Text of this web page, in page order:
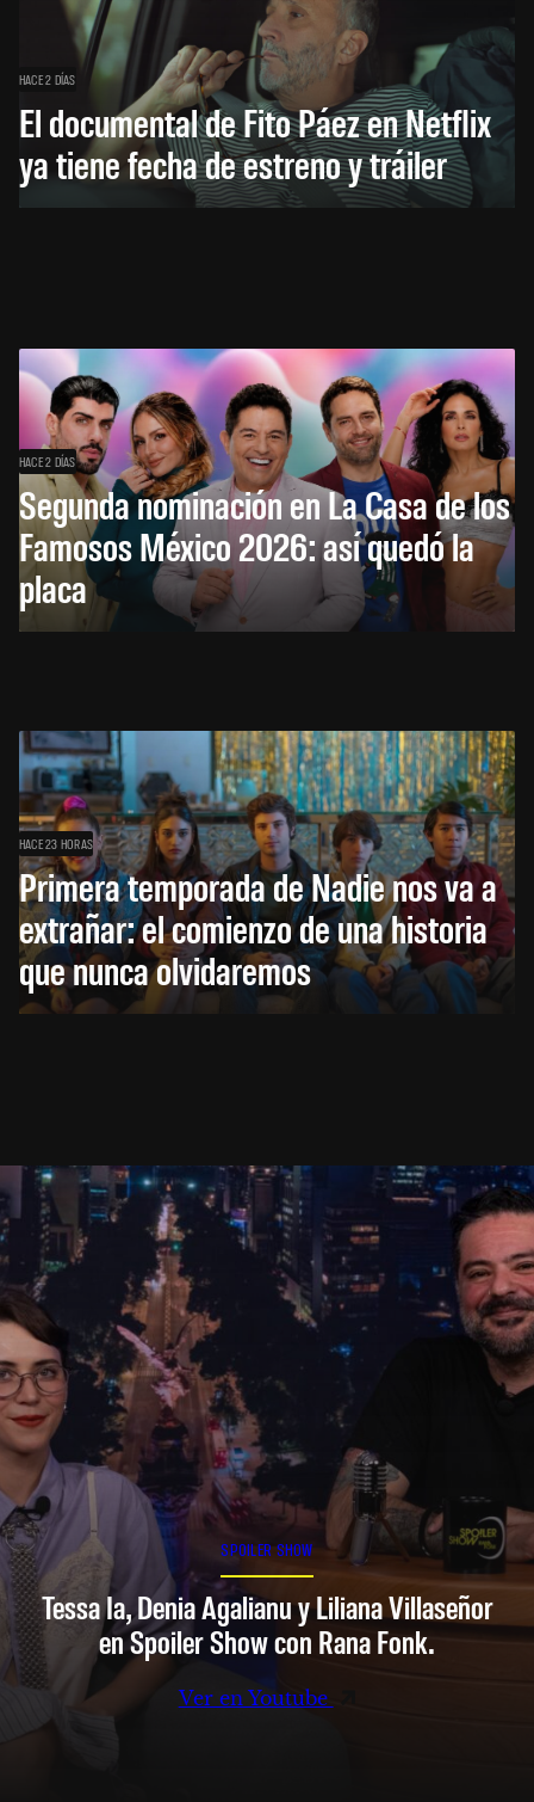
HACE 2 DÍAS
El documental de Fito Páez en Netflix
ya tiene fecha de estreno y tráiler
HACE 2 DÍAS
Segunda nominación en La Casa de los
Famosos México 2026: así quedó la
placa
HACE 23 HORAS
Primera temporada de Nadie nos va a
extrañar: el comienzo de una historia
que nunca olvidaremos
SPOILER SHOW
Tessa Ia, Denia Agalianu y Liliana Villaseñor
en Spoiler Show con Rana Fonk.
Ver en Youtube